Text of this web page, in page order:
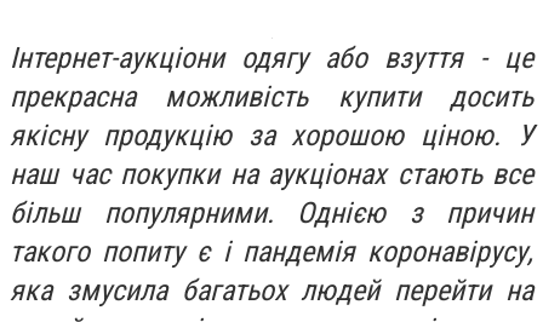
Інтернет-аукціони одягу або взуття - це
прекрасна можливість купити досить
якісну продукцію за хорошою ціною. У
наш час покупки на аукціонах стають все
більш популярними. Однією з причин
такого попиту є і пандемія коронавірусу,
яка змусила багатьох людей перейти на